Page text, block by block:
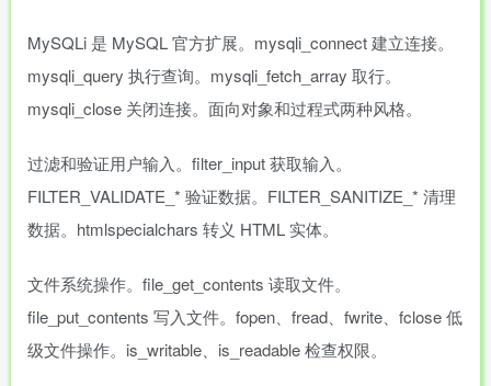
MySQLi 是 MySQL 官方扩展。mysqli_connect 建立连接。
mysqli_query 执行查询。mysqli_fetch_array 取行。
mysqli_close 关闭连接。面向对象和过程式两种风格。
过滤和验证用户输入。filter_input 获取输入。
FILTER_VALIDATE_* 验证数据。FILTER_SANITIZE_* 清理
数据。htmlspecialchars 转义 HTML 实体。
文件系统操作。file_get_contents 读取文件。
file_put_contents 写入文件。fopen、fread、fwrite、fclose 低
级文件操作。is_writable、is_readable 检查权限。